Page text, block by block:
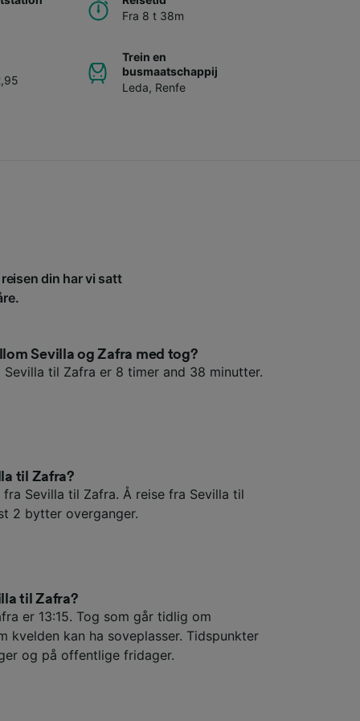
Fra 8 t 38m
Trein en
busmaatschappij
Leda, Renfe
din har vi satt
Sevilla og Zafra med tog?
til Zafra er 8 timer and 38 minutter.
til Zafra?
Sevilla til Zafra. Å reise fra Sevilla til
2 bytter overganger.
til Zafra?
er 13:15. Tog som går tidlig om
kvelden kan ha soveplasser. Tidspunkter
og på offentlige fridager.